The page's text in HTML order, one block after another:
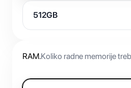
512GB
RAM.Koliko radne memorije